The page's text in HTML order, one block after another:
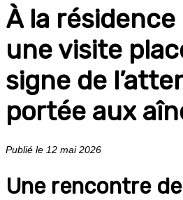
À la résidence
une visite
signe de
portée aux
Publié le 12 mai 2026
Une rencontre